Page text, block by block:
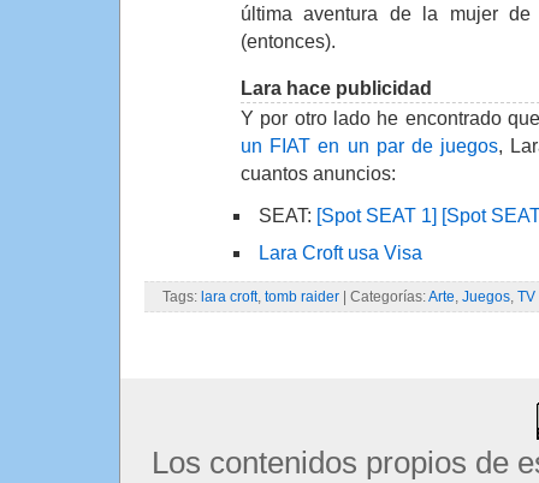
última aventura de la mujer de
(entonces).
Lara hace publicidad
Y por otro lado he encontrado
un FIAT en un par de juegos,
cuantos anuncios:
SEAT: [Spot SEAT 1] [Spot
Lara Croft usa Visa
Tags: lara croft, tomb raider | Categorías:Arte, Juegos, TV
Los contenidos propios de